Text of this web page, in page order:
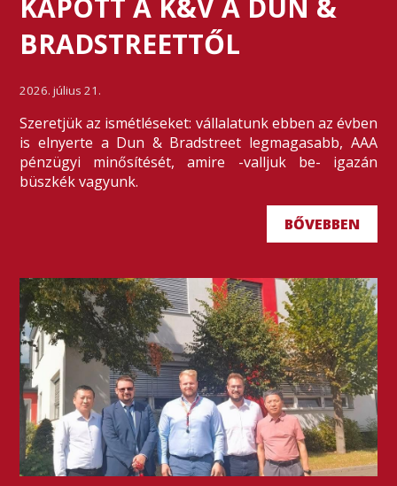
BRADSTREETTŐL
2026. július 21.
Szeretjük az ismétléseket: vállalatunk ebben az évben
is elnyerte a Dun & Bradstreet legmagasabb, AAA
pénzügyi minősítését, amire -valljuk be- igazán
büszkék vagyunk.
BŐVEBBEN